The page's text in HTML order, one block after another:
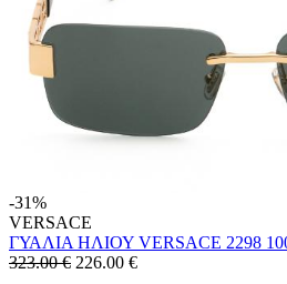
-31%
VERSACE
ΓΥΑΛΙΑ ΗΛΙΟΥ VERSACE 2298
323.00 € 226.00 €